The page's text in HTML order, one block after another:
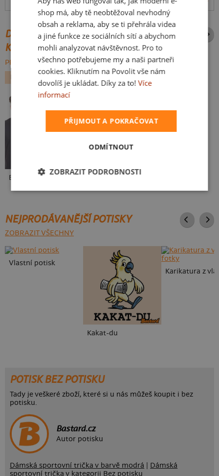
Hodnocení:4.91 (57 recenzí)
DALŠÍ POTISKY ZE STEJNÉ
KATEGORIE
PROCHÁZET VŠE:
BEZ POTISKU
Bez potisku
NEJPRODÁVANĚJŠÍ POTISKY
ZOBRAZIT VŠECHNY
Vlastní potisk
Kakat-du
POTISK BEZ POTISKU
Tady je veškeré zboží, které si u nás můžeš koupit i bez
potisku.
Bastard.cz
Autor potisku
Dámská sportovní trička v barvě modrá
Dámská
sportovní trička v kategorii Bez potisku
SLOVAK
shop má, aby tě neobtěžoval nevhodný
obsah a reklama, aby se ti přehrála videa
a jiné funkce ze sociálních sítí a abychom
mohli analyzovat návštěvnost. Pro to
všechno potřebujeme my a naši partneři
cookies. Kliknutím na Povolit vše nám
dovolíš je ukládat. Díky za to! Více
informací
PŘIJMOUT A POKRAČOVAT
ODMÍTNOUT
ZOBRAZIT PODROBNOSTI